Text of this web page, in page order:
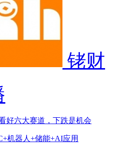
铑财
好六大赛道，下跌是机会
机器人+储能+AI应用